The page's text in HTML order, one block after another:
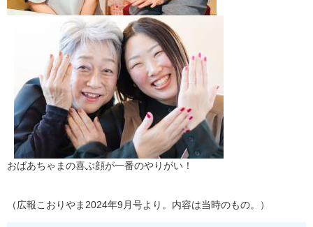
おばあちゃまの喜ぶ顔が一番のやりがい！
（広報こおりやま2024年9月号より。内容は当時のもの。）